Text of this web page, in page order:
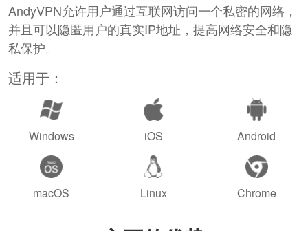
AndyVPN允许用户通过互联网访问一个私密的网络，
并且可以隐匿用户的真实IP地址，提高网络安全和隐
私保护。
适用于：
Windows iOS Android
macOS Linux Chrome